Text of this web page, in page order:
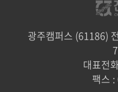
광주캠퍼스 (61186)
대표전
팩스